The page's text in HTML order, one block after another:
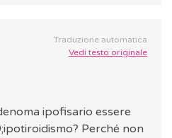
Traduzione automatica
Vedi testo originale
ipofisario essere
Perché non